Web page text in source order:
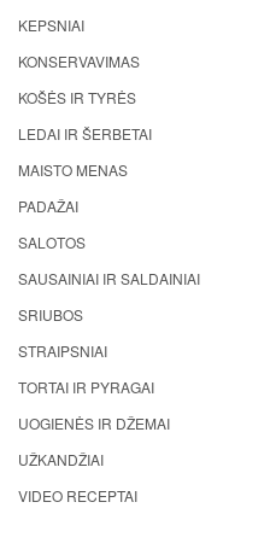
KEPSNIAI
KONSERVAVIMAS
KOŠĖS IR TYRĖS
LEDAI IR ŠERBETAI
MAISTO MENAS
PADAŽAI
SALOTOS
SAUSAINIAI IR SALDAINIAI
SRIUBOS
STRAIPSNIAI
TORTAI IR PYRAGAI
UOGIENĖS IR DŽEMAI
UŽKANDŽIAI
VIDEO RECEPTAI